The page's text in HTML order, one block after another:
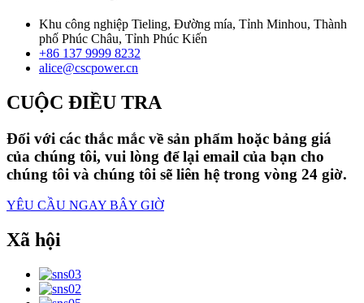
Khu công nghiệp Tieling, Đường mía, Tỉnh Minhou, Thành
phố Phúc Châu, Tỉnh Phúc Kiến
+86 137 9999 8232
alice@cscpower.cn
CUỘC ĐIỀU TRA
Đối với các thắc mắc về sản phẩm hoặc bảng giá
của chúng tôi, vui lòng để lại email của bạn cho
chúng tôi và chúng tôi sẽ liên hệ trong vòng 24 giờ.
YÊU CẦU NGAY BÂY GIỜ
Xã hội